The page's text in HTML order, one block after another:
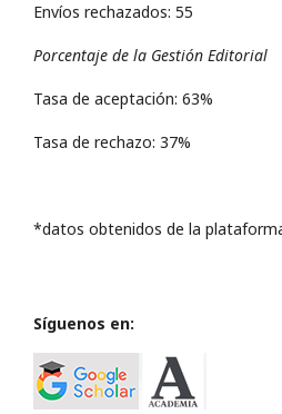
Envíos rechazados: 55
Porcentaje de la Gestión Editorial
Tasa de aceptación: 63%
Tasa de rechazo: 37%
*datos obtenidos de la
Síguenos en: